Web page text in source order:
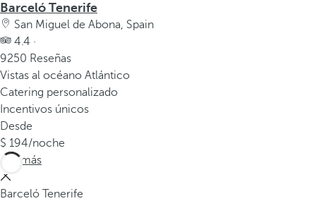
Barceló Tenerife
San Miguel de Abona, Spain
4.4 ·
9250 Reseñas
Vistas al océano Atlántico
Catering personalizado
Incentivos únicos
Desde
194/noche
Ver más
Barceló Tenerife